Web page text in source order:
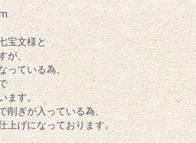
宝文様と
が、
っている為、
ます。
削ぎが入っている為、
上げになっております。